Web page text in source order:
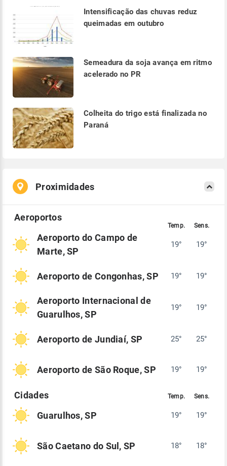
Intensificação das chuvas reduz
queimadas em outubro
Semeadura da soja avança em ritmo
acelerado no PR
Colheita do trigo está finalizada no
Paraná
Proximidades
Aeroporto do Campo de
Marte, SP
19° 19°
Aeroporto de Congonhas, SP 19° 19°
Aeroporto Internacional de
Guarulhos, SP
19° 19°
Aeroporto de Jundiaí, SP 25° 25°
Aeroporto de São Roque, SP 19° 19°
Guarulhos, SP 19° 19°
São Caetano do Sul, SP 18° 18°